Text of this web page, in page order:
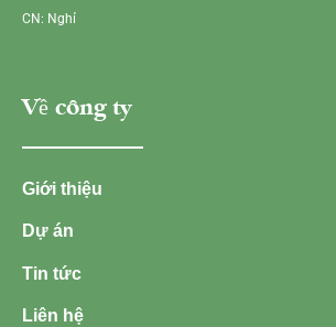
CN: Nghỉ
Về công ty
Giới thiệu
Dự án
Tin tức
Liên hệ